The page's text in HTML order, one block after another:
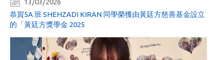
恭賀5A 班 SHEHZADI KIRAN 同學榮獲由黃廷方慈善基金設立
的「黃廷方獎學金 2025